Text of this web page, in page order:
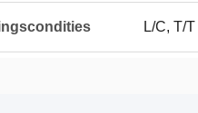
L/C, T/T